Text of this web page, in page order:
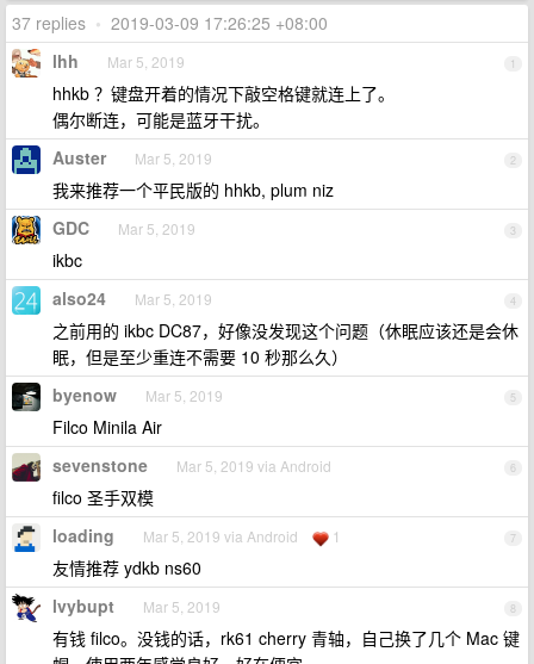
37 replies • 2019-03-09 17:26:25 +08:00
1
lhh Mar 5, 2019
hhkb ？键盘开着的情况下敲空格键就连上了。
偶尔断连，可能是蓝牙干扰。
2
Auster Mar 5, 2019
我来推荐一个平民版的 hhkb, plum niz
3
GDC Mar 5, 2019
ikbc
4
also24 Mar 5, 2019
之前用的 ikbc DC87，好像没发现这个问题（休眠应该还是会休
眠，但是至少重连不需要 10 秒那么久）
5
byenow Mar 5, 2019
Filco Minila Air
6
sevenstone Mar 5, 2019 via Android
filco 圣手双模
7
loading Mar 5, 2019 via Android 1
友情推荐 ydkb ns60
8
lvybupt Mar 5, 2019
有钱 filco。没钱的话，rk61 cherry 青轴，自己换了几个 Mac 键